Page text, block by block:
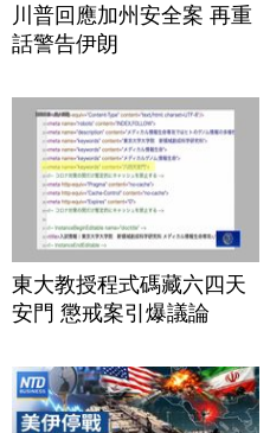
川普回應加州安全案 再重
話警告伊朗
東大教授程式碼藏六四天
安門 懲戒案引爆議論